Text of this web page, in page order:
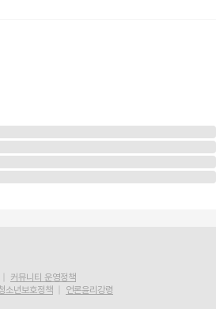
커뮤니티 운영정책
소년보호정책
언론윤리강령